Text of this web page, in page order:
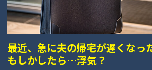
最近、急に夫の帰宅が遅くなっ
もしかしたら…浮気？